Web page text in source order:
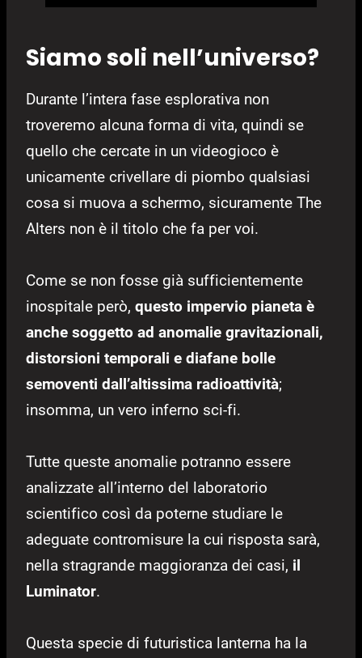
Siamo soli nell’universo?
Durante l’intera fase esplorativa non
troveremo alcuna forma di vita, quindi se
quello che cercate in un videogioco è
unicamente crivellare di piombo qualsiasi
cosa si muova a schermo, sicuramente The
Alters non è il titolo che fa per voi.
Come se non fosse già sufficientemente
inospitale però, questo impervio pianeta è
anche soggetto ad anomalie gravitazionali,
distorsioni temporali e diafane bolle
semoventi dall’altissima radioattività;
insomma, un vero inferno sci-fi.
Tutte queste anomalie potranno essere
analizzate all’interno del laboratorio
scientifico così da poterne studiare le
adeguate contromisure la cui risposta sarà,
nella stragrande maggioranza dei casi, il
Luminator.
Questa specie di futuristica lanterna ha la